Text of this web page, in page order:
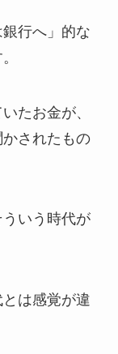
行へ」的な
たお金が、
されたもの
いう時代が
は感覚が違